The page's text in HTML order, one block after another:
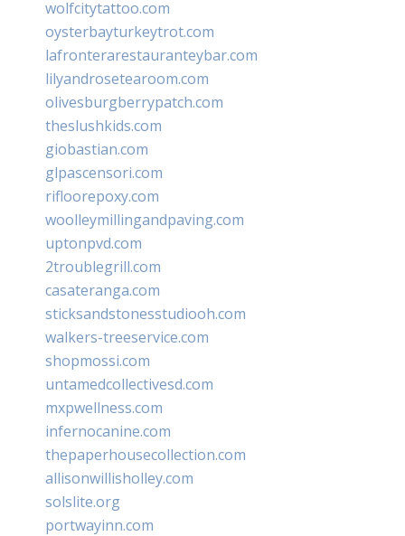
wolfcitytattoo.com
oysterbayturkeytrot.com
lafronterarestauranteybar.com
lilyandrosetearoom.com
olivesburgberrypatch.com
theslushkids.com
giobastian.com
glpascensori.com
rifloorepoxy.com
woolleymillingandpaving.com
uptonpvd.com
2troublegrill.com
casateranga.com
sticksandstonesstudiooh.com
walkers-treeservice.com
shopmossi.com
untamedcollectivesd.com
mxpwellness.com
infernocanine.com
thepaperhousecollection.com
allisonwillisholley.com
solslite.org
portwayinn.com